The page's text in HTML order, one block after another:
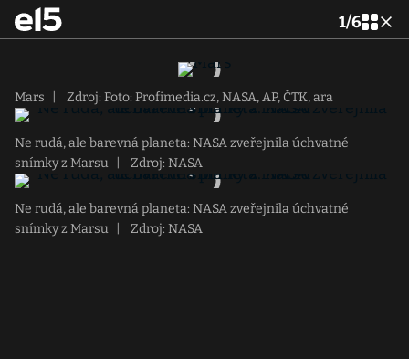
1/6
Mars Zdroj: Foto: Profimedia.cz, NASA, AP, ČTK, ara
Ne rudá, ale barevná planeta: NASA zveřejnila úchvatné
snímky z Marsu
Zdroj: NASA
Ne rudá, ale barevná planeta: NASA zveřejnila úchvatné
snímky z Marsu
Zdroj: NASA